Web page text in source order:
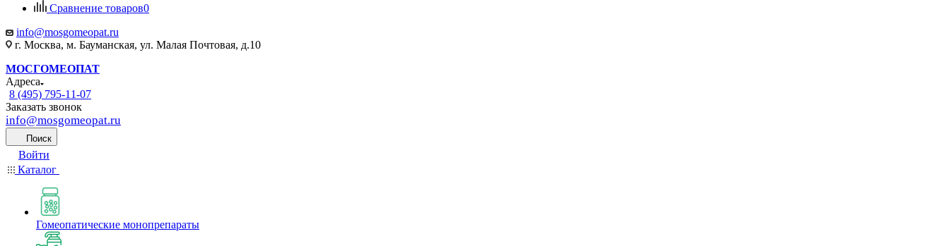
Сравнение товаров0
info@mosgomeopat.ru
г. Москва, м. Бауманская, ул. Малая Почтовая, д.10
МОСГОМЕОПАТ
Адреса
8 (495) 795-11-07
Заказать звонок
info@mosgomeopat.ru
Поиск
Войти
Каталог
Гомеопатические монопрепараты